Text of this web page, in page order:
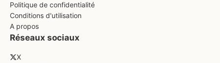
Politique de confidentialité
Conditions d'utilisation
A propos
Réseaux sociaux
X